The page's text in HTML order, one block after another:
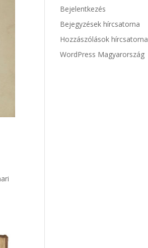
Bejelentkezés
Bejegyzések hírcsatorna
Hozzászólások hírcsatorna
WordPress Magyarország